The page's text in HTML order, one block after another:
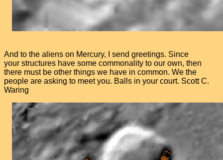
And to the aliens on Mercury, I send greetings. Since
your structures have some commonality to our own, then
there must be other things we have in common. We the
people are asking to meet you. Balls in your court. Scott C.
Waring